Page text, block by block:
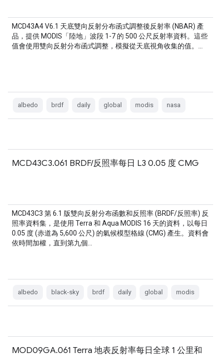
MCD43A4 V6.1 天底雙向反射分布函式調整後反射率 (NBAR) 產
品，提供 MODIS「陸地」波段 1-7 的 500 公尺反射率資料。這些
值會使用雙向反射分布函式調整，模擬從天底視角收集的值。…
albedo brdf daily global modis nasa
MCD43C3.061 BRDF/反照率每日 L3 0.05 度 CMG
MCD43C3 第 6.1 版雙向反射分布函數和反照率 (BRDF/反照率) 反
照率資料集，是使用 Terra 和 Aqua MODIS 16 天的資料，以每日
0.05 度 (赤道為 5,600 公尺) 的氣候模型格線 (CMG) 產生。資料會
依時間加權，直到第九個…
albedo black-sky brdf daily global modis
MOD09GA.061 Terra 地表反射率每日全球 1 公里和